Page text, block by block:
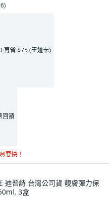
6)
再省 $75 (王道卡)
回饋
要快！
迪普詩 台灣公司貨 靚膚彈力保
3盒